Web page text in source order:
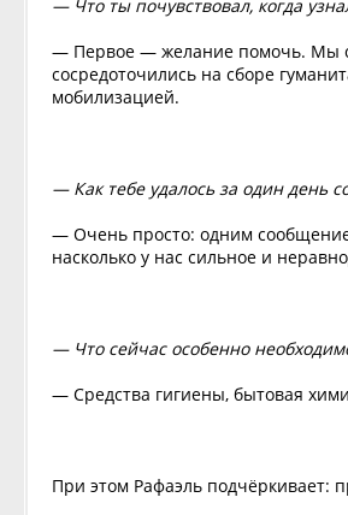
— Что ты почувствовал, когда
— Первое — желание помочь. Мы
сосредоточились на сборе
мобилизацией.
— Как тебе удалось за один день
— Очень просто: одним
насколько у нас сильное и
— Что сейчас особенно
— Средства гигиены, бытовая
При этом Рафаэль подчёркивает: